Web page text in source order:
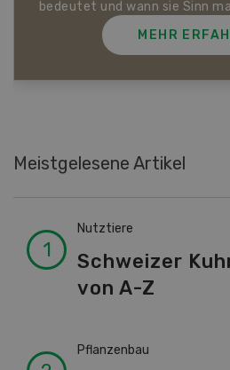
MEHR
Meistgelesene Artikel
Nutztiere
Schweizer
von A-Z
Pflanzenbau